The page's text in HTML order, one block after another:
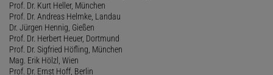
Prof. Dr. Kurt Heller, München
Prof. Dr. Andreas Helmke, Landau
Dr. Jürgen Hennig, Gießen
Prof. Dr. Herbert Heuer, Dortmund
Prof. Dr. Sigfried Höfling, München
Mag. Erik Hölzl, Wien
Prof. Dr. Ernst Hoff, Berlin